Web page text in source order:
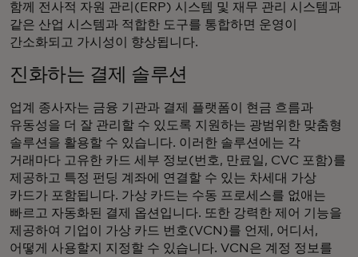
함께 전사적 자원 관리(ERP) 시스템 및 재무 관리 시스템과
같은 산업 시스템과 적합한 도구를 통합하면 운영이
간소화되고 가시성이 향상됩니다.
진화하는 결제 솔루션
업계 종사자는 금융 기관과 결제 플랫폼이 현금 흐름과
유동성을 더 잘 관리할 수 있도록 지원하는 광범위한 맞춤형
솔루션을 활용할 수 있습니다. 이러한 솔루션에는 각
거래마다 고유한 카드 세부 정보(번호, 만료일, CVC 포함)를
제공하고 특정 펀딩 계좌에 연결할 수 있는 차세대 가상
카드가 포함됩니다. 가상 카드는 수동 프로세스를 없애는
빠르고 자동화된 결제 옵션입니다. 또한 강력한 제어 기능을
제공하여 기업이 가상 카드 번호(VCN)를 언제, 어디서,
어떻게 사용할지 지정할 수 있습니다. VCN은 계정 정보를